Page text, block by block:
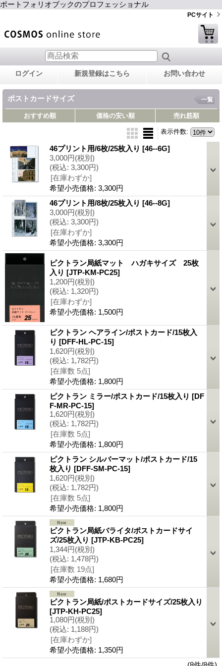
ポートフォリオブックのプロフェッショナル
PCサイト
ログイン 新規登録はこちら お問い合わせ
ポストカードサイズ 一覧
おすすめ順 価格の安い順 売れ筋順
表示件数:
46プリント用/6枚/25枚入り [46--6G]
3,000円(税別)
(税込: 3,300円)
[在庫わずか]
希望小売価格: 3,300円
46プリント用/8枚/25枚入り [46--8G]
3,000円(税別)
(税込: 3,300円)
[在庫わずか]
希望小売価格: 3,300円
ピクトラン局紙マット ハガキサイズ 25枚
入り [JTP-KM-PC25]
1,200円(税別)
(税込: 1,320円)
[在庫わずか]
希望小売価格: 1,500円
ピクトラン ヘアライン/ポストカード/15枚入
り [DFF-HL-PC-15]
1,620円(税別)
(税込: 1,782円)
[在庫数 5点]
希望小売価格: 1,800円
ピクトラン ミラー/ポストカード/15枚入り [DF
F-MR-PC-15]
1,620円(税別)
(税込: 1,782円)
[在庫数 5点]
希望小売価格: 1,800円
ピクトラン シルバーマット/ポストカード/15
枚入り [DFF-SM-PC-15]
1,620円(税別)
(税込: 1,782円)
[在庫数 5点]
希望小売価格: 1,800円
ピクトラン局紙バライタ/ポストカードサイ
ズ/25枚入り [JTP-KB-PC25]
1,344円(税別)
(税込: 1,478円)
[在庫数 19点]
希望小売価格: 1,680円
ピクトラン局紙/ポストカードサイズ/25枚入り
[JTP-KH-PC25]
1,080円(税別)
(税込: 1,188円)
[在庫わずか]
希望小売価格: 1,350円